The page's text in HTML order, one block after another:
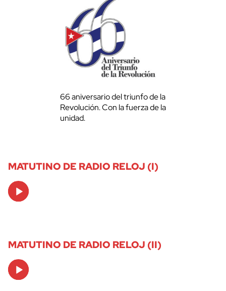
66 aniversario del triunfo de la
Revolución. Con la fuerza de la
unidad.
MATUTINO DE RADIO RELOJ (I)
Audio
Player
MATUTINO DE RADIO RELOJ (II)
Audio
Player